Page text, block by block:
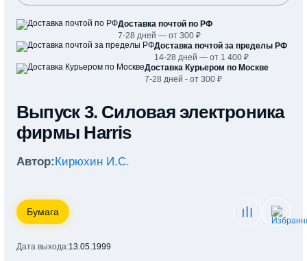
Доставка почтой по РФ
7-28 дней — от 300 ₽
Доставка почтой за пределы РФ
14-28 дней — от 1 400 ₽
Доставка Курьером по Москве
7-28 дней - от 300 ₽
Выпуск 3. Силовая электроника
фирмы Harris
Автор:Кирюхин И.С.
Бумага
Дата выхода:13.05.1999